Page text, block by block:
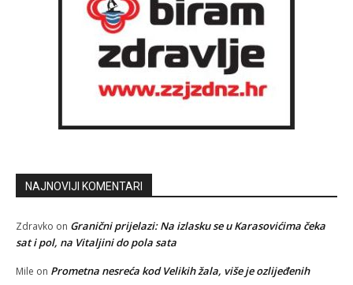
NAJNOVIJI KOMENTARI
Zdravko on Granični prijelazi: Na izlasku se u Karasovićima čeka
sat i pol, na Vitaljini do pola sata
Mile on Prometna nesreća kod Velikih žala, više je ozlijeđenih